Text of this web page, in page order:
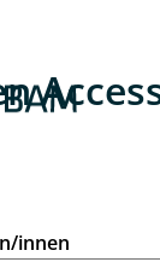
innen